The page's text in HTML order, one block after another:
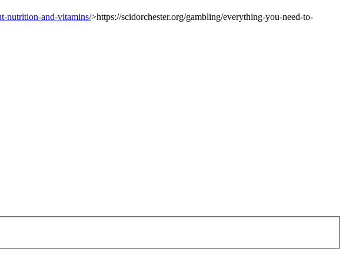
nutrition-and-vitamins/>https://scidorchester.org/gambling/everything-you-need-to-